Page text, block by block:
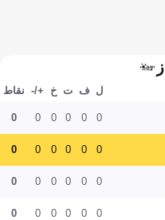
ل ف ت خ +/- نقاط
0
0
0
0
0
0
0
0
0
0
0
0
0
0
0
0
0
0
0
0
0
0
0
0